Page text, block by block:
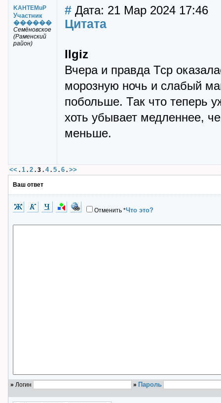
KAHTEMuP
Участник
������
Семёновское
(Раменский
район)
# Дата: 21 Мар 2024 17:46
Цитата
Ilgiz
Вчера и правда Тср
морозную ночь и слабый
побольше. Так что теперь
хоть убывает медленнее,
меньше.
<< . 1 . 2 . 3 . 4. 5 . 6 . >>
Ваш ответ
Отменить *Что это?
» Логин » Пароль